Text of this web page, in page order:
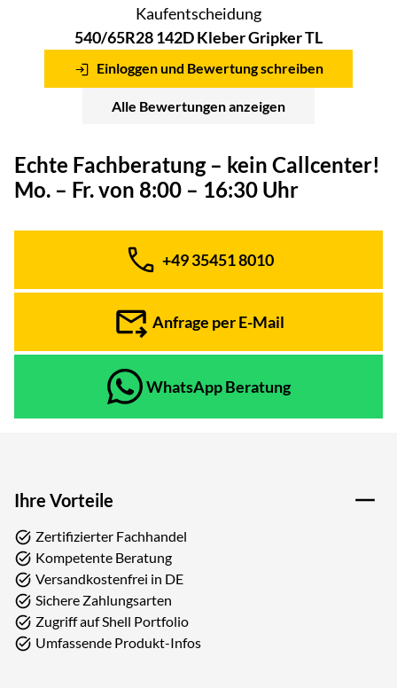
Kaufentscheidung
540/65R28 142D Kleber Gripker TL
Einloggen und Bewertung schreiben
Alle Bewertungen anzeigen
Echte Fachberatung – kein Callcenter!
Mo. – Fr. von 8:00 – 16:30 Uhr
Telefon:
+49 35451 8010
Anfrage per E-Mail
WhatsApp Beratung
Ihre Vorteile
Zertifizierter Fachhandel
Kompetente Beratung
Versandkostenfrei in DE
Sichere Zahlungsarten
Zugriff auf Shell Portfolio
Umfassende Produkt-Infos